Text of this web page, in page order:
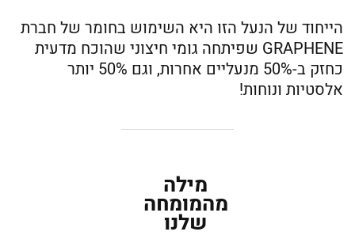
הייחוד של הנעל הזו היא השימוש בחומר של חברת
GRAPHENE שפיתחה גומי חיצוני שהוכח מדעית
כחזק ב-50% מנעליים אחרות, וגם 50% יותר
אלסטיות ונוחות!
מילה
מהמומחה
שלנו